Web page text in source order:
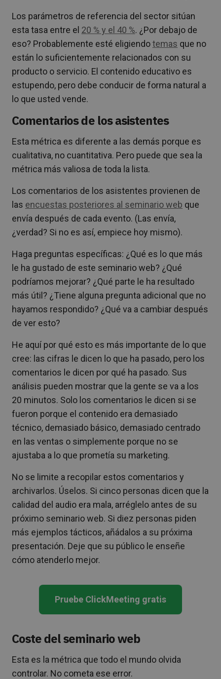
Los parámetros de referencia del sector sitúan
esta tasa entre el 20 % y el 40 %. ¿Por debajo de
eso? Probablemente esté eligiendotemas que no
están lo suficientemente relacionados con su
producto o servicio. El contenido educativo es
estupendo, pero debe conducir de forma natural a
lo que usted vende.
Comentarios de los asistentes
Esta métrica es diferente a las demás porque es
cualitativa, no cuantitativa. Pero puede que sea la
métrica más valiosa de toda la lista.
Los comentarios de los asistentes provienen de
las encuestas posteriores al seminario web que
envía después de cada evento. (Las envía,
¿verdad? Si no es así, empiece hoy mismo).
Haga preguntas específicas: ¿Qué es lo que más
le ha gustado de este seminario web? ¿Qué
podríamos mejorar? ¿Qué parte le ha resultado
más útil? ¿Tiene alguna pregunta adicional que no
hayamos respondido? ¿Qué va a cambiar después
de ver esto?
He aquí por qué esto es más importante de lo que
cree: las cifras le dicen lo que ha pasado, pero los
comentarios le dicen por qué ha pasado. Sus
análisis pueden mostrar que la gente se va a los
20 minutos. Solo los comentarios le dicen si se
fueron porque el contenido era demasiado
técnico, demasiado básico, demasiado centrado
en las ventas o simplemente porque no se
ajustaba a lo que prometía su marketing.
No se limite a recopilar estos comentarios y
archivarlos. Úselos. Si cinco personas dicen que la
calidad del audio era mala, arréglelo antes de su
próximo seminario web. Si diez personas piden
más ejemplos tácticos, añádalos a su próxima
presentación. Deje que su público le enseñe
cómo atenderlo mejor.
Pruebe ClickMeeting gratis
Coste del seminario web
Esta es la métrica que todo el mundo olvida
controlar. No cometa ese error.